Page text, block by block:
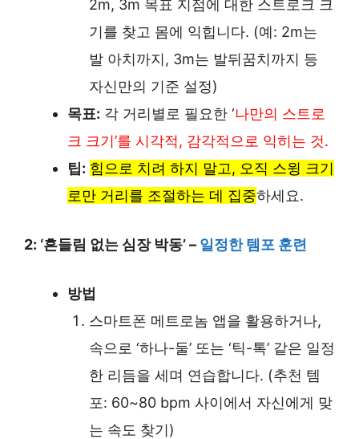
2m, 3m 목표 지점에 대한 스트로크 크
기를 찾고 몸에 익힙니다. (예: 2m는
발 아치까지, 3m는 발뒤꿈치까지 등
자신만의 기준 설정)
목표: 각 거리별로 필요한 ‘나만의 스트로
크 크기’를 시각적, 감각적으로 익히는 것.
팁: 힘으로 치려 하지 말고, 오직 스윙 크기
로만 거리를 조절하는 데 집중하세요.
2: ‘흔들림 없는 심장 박동’ – 일정한 템포 훈련
방법
스마트폰 메트로놈 앱을 활용하거나,
속으로 ‘하나-둘’ 또는 ‘틱-톡’ 같은 일정
한 리듬을 세며 연습합니다. (추천 템
포: 60~80 bpm 사이에서 자신에게 맞
는 속도 찾기)